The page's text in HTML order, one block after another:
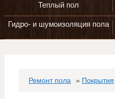
Теплый пол
Гидро- и шумоизоляция пола
Ремонт пола » Покрытия